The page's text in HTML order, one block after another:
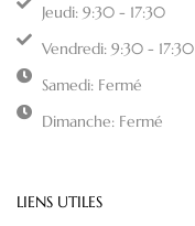
Jeudi: 9:30 - 17:30
Vendredi: 9:30 - 17:30
Samedi: Fermé
Dimanche: Fermé
LIENS UTILES